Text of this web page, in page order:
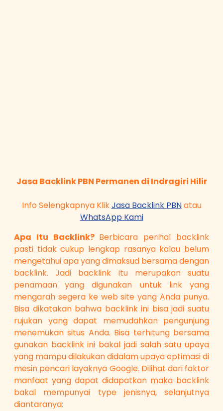
Jasa Backlink PBN Permanen di Indragiri Hilir
Info Selengkapnya KlikJasa Backlink PBNatau
WhatsApp Kami
Apa Itu Backlink? Berbicara perihal backlink
pasti tidak cukup lengkap rasanya kalau belum
mengetahui apa yang dimaksud bersama dengan
backlink. Jadi backlink itu merupakan suatu
penamaan yang digunakan untuk link yang
mengarah segera ke web site yang Anda punya.
Bisa dikatakan bahwa backlink ini bisa jadi suatu
rujukan yang dapat memudahkan pengunjung
menemukan situs Anda. Bisa terhitung bersama
gunakan backlink ini bakal jadi salah satu upaya
yang mampu dilakukan didalam upaya optimasi di
mesin pencari layaknya Google. Dilihat dari faktor
manfaat yang dapat didapatkan maka backlink
bakal mempunyai type jenisnya, selanjutnya
diantaranya: